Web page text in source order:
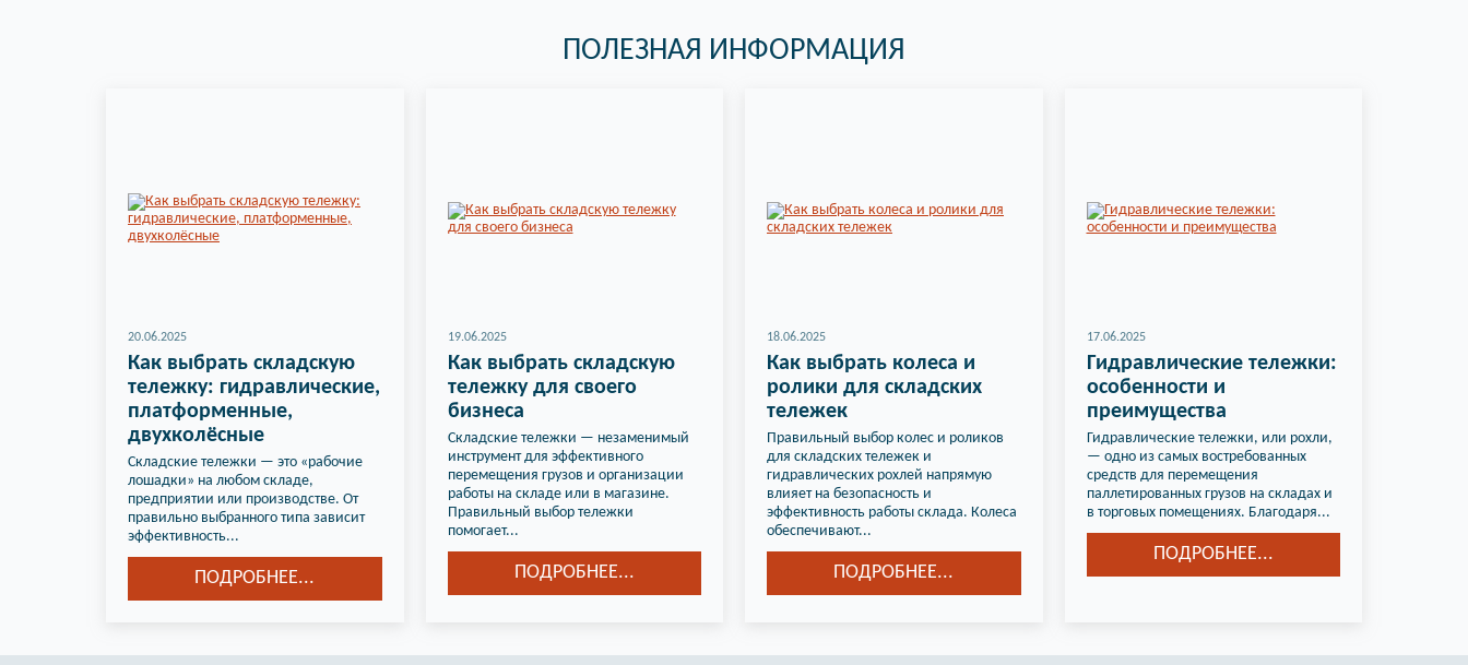
ПОЛЕЗНАЯ ИНФОРМАЦИЯ
20.06.2025
Как выбрать складскую
тележку: гидравлические,
платформенные,
двухколёсные
Складские тележки — это «рабочие
лошадки» на любом складе,
предприятии или производстве. От
правильно выбранного типа зависит
эффективность...
ПОДРОБНЕЕ...
19.06.2025
Как выбрать складскую
тележку для своего
бизнеса
Складские тележки — незаменимый
инструмент для эффективного
перемещения грузов и организации
работы на складе или в магазине.
Правильный выбор тележки
помогает...
ПОДРОБНЕЕ...
18.06.2025
Как выбрать колеса и
ролики для складских
тележек
Правильный выбор колес и роликов
для складских тележек и
гидравлических рохлей напрямую
влияет на безопасность и
эффективность работы склада. Колеса
обеспечивают...
ПОДРОБНЕЕ...
17.06.2025
Гидравлические тележки:
особенности и
преимущества
Гидравлические тележки, или рохли,
— одно из самых востребованных
средств для перемещения
паллетированных грузов на складах и
в торговых помещениях. Благодаря...
ПОДРОБНЕЕ...